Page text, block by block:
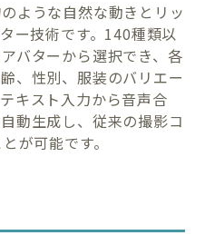
ような自然な動きとリッ
ー技術です。140種類以
バターから選択でき、各
、性別、服装のバリエー
キスト入力から音声合
動生成し、従来の撮影コ
が可能です。